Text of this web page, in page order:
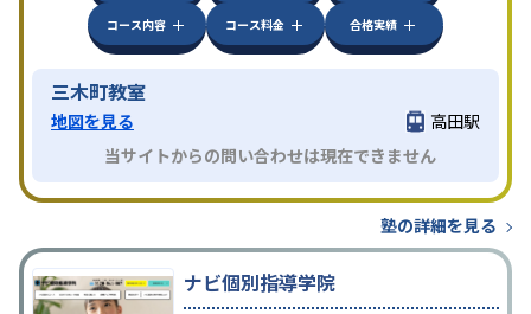
コース内容
コース料金 合格実績
三木町教室
地図を見る
高田駅
当サイトからの問い合わせは現在できません
塾の詳細を見る
ナビ個別指導学院